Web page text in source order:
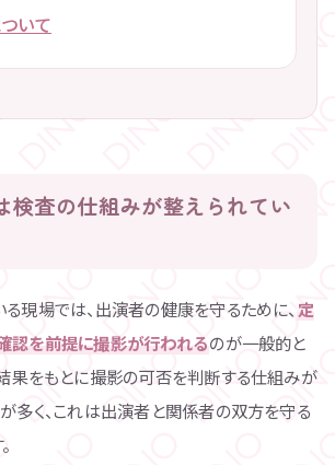
いて
検査の仕組みが整えられてい
現場では、出演者の健康を守るために、 定
認を前提に撮影が行われるのが一般的と
果をもとに撮影の可否を判断する仕組みが
多く、これは出演者と関係者の双方を守る